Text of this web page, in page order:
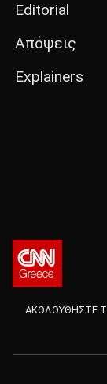
Editorial
Απόψεις
Explainers
ΑΚΟΛΟΥΘΗΣΤΕ